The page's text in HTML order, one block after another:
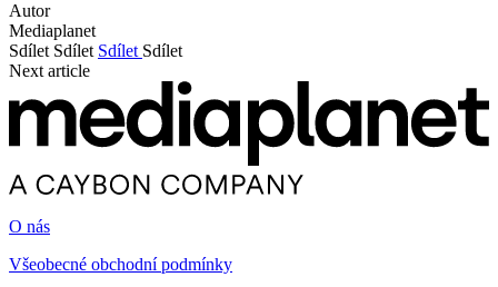
Autor
Mediaplanet
Sdílet Sdílet Sdílet Sdílet
Next article
O nás
Všeobecné obchodní podmínky